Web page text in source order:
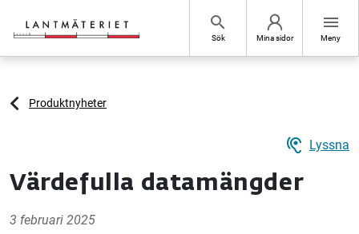
search
Sök Mina sidor
menu
Meny
Produktnyheter
hearing Lyssna
Värdefulla datamängder
3 februari 2025